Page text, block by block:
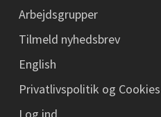
Arbejdsgrupper
Tilmeld nyhedsbrev
English
Privatlivspolitik og Cookies